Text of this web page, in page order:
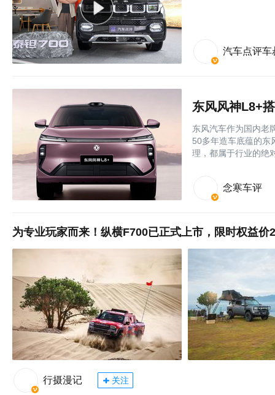
汽车点评车
东风汽车作为国内老
50多年造车底蕴的东
理，都属于行业的绝
念寒车评
为专业玩家而来！纵横F700已正式上市，限时权益价
行摄漫记 关注